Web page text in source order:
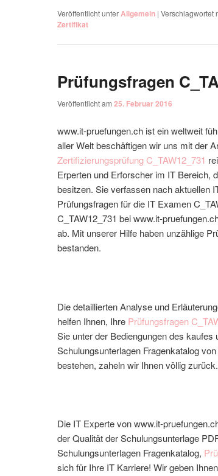
Veröffentlicht unterAllgemein | Verschlagwortet
Zertifikat
Prüfungsfragen
Veröffentlicht am 25. Februar 2016
www.it-pruefungen.ch ist ein weltweit
aller Welt beschäftigen wir uns mit der
Zertifizierungsprüfung C_TAW12_731
Erperten und Erforscher im IT Bereich,
besitzen. Sie verfassen nach aktuellen
Prüfungsfragen für die IT Examen
C_TAW12_731 bei www.it-
ab. Mit unserer Hilfe haben unzählige
bestanden.
Die detaillierten Analyse und
helfen Ihnen, Ihre Prüfungsfragen
Sie unter der Bediengungen des
Schulungsunterlagen Fragenkatalog
bestehen, zaheln wir Ihnen völlig zurück.
Die IT Experte von www.it-
der Qualität der Schulungsunterlage
Schulungsunterlagen Fragenkatalog,
sich für Ihre IT Karriere! Wir geben